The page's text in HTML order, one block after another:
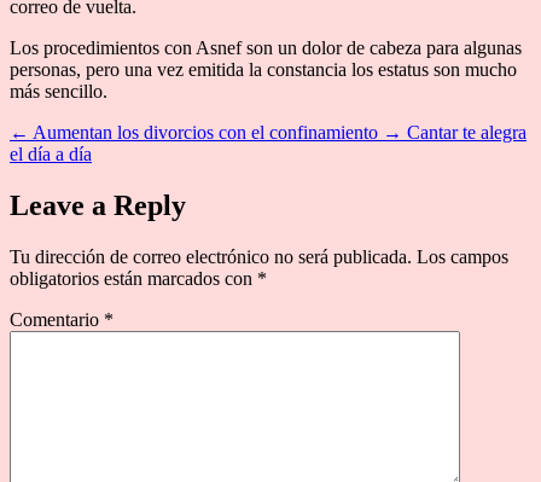
correo de vuelta.
Los procedimientos con Asnef son un dolor de cabeza para algunas
personas, pero una vez emitida la constancia los estatus son mucho
más sencillo.
← Aumentan los divorcios con el confinamiento → Cantar te alegra
el día a día
Leave a Reply
Tu dirección de correo electrónico no será publicada. Los campos
obligatorios están marcados con *
Comentario *